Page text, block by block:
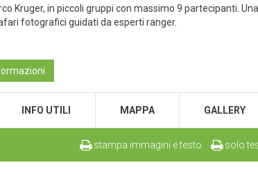
Kruger, in piccoli gruppi con massimo 9 partecipanti. Una
fotografici guidati da esperti ranger.
INFO UTILI MAPPA GALLERY
stampa immagini e testo solo